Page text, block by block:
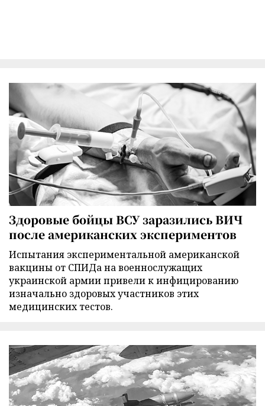
Здоровые бойцы ВСУ заразились ВИЧ
после американских экспериментов
Испытания экспериментальной американской
вакцины от СПИДа на военнослужащих
украинской армии привели к инфицированию
изначально здоровых участников этих
медицинских тестов.